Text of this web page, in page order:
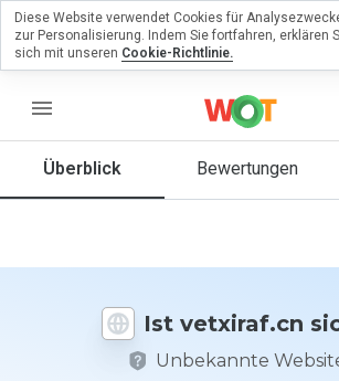
menu
Überblick Bewertungen
Ist vetxiraf.cn
Unbekannte
eine
würden
Diese Website verwendet Cookies für
zur Personalisierung. Indem Sie fortfahren, erklären
sich mit unseren Cookie-Richtlinie.